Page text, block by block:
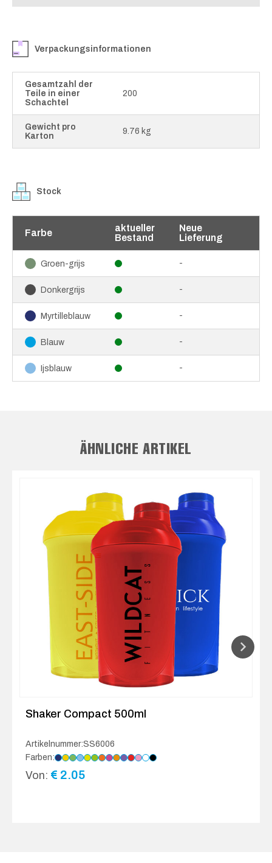
Verpackungsinformationen
Gesamtzahl der
Teile in einer
Schachtel
200
Gewicht pro
Karton
9.76 kg
Stock
Farbe
aktueller
Bestand
Neue
Lieferung
Groen-grijs -
Donkergrijs -
Myrtilleblauw -
Blauw -
Ijsblauw -
ÄHNLICHE ARTIKEL
Shaker Compact 500ml
Artikelnummer:SS6006
Farben:
Von: € 2.05